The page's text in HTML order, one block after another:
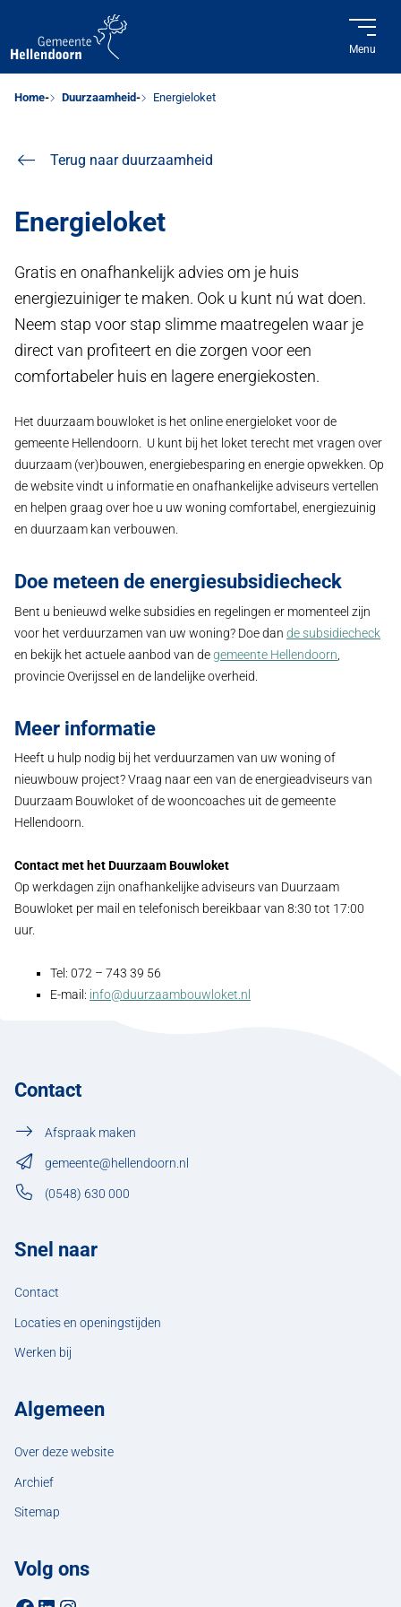
Menu
Home Duurzaamheid Energieloket
Terug naar duurzaamheid
Energieloket
Gratis en onafhankelijk advies om je huis
energiezuiniger te maken. Ook u kunt nú wat doen.
Neem stap voor stap slimme maatregelen waar je
direct van profiteert en die zorgen voor een
comfortabeler huis en lagere energiekosten.
Het duurzaam bouwloket is het online energieloket voor de
gemeente Hellendoorn. U kunt bij het loket terecht met vragen over
duurzaam (ver)bouwen, energiebesparing en energie opwekken. Op
de website vindt u informatie en onafhankelijke adviseurs vertellen
en helpen graag over hoe u uw woning comfortabel, energiezuinig
en duurzaam kan verbouwen.
Doe meteen de energiesubsidiecheck
Bent u benieuwd welke subsidies en regelingen er momenteel zijn
voor het verduurzamen van uw woning? Doe dan de subsidiecheck
en bekijk het actuele aanbod van degemeente Hellendoorn,
provincie Overijssel en de landelijke overheid.
Meer informatie
Heeft u hulp nodig bij het verduurzamen van uw woning of
nieuwbouw project? Vraag naar een van de energieadviseurs van
Duurzaam Bouwloket of de wooncoaches uit de gemeente
Hellendoorn.
Contact met het Duurzaam Bouwloket
Op werkdagen zijn onafhankelijke adviseurs van Duurzaam
Bouwloket per mail en telefonisch bereikbaar van 8:30 tot 17:00
uur.
Tel: 072 – 743 39 56
E-mail: info@duurzaambouwloket.nl
Contact
Afspraak maken
gemeente@hellendoorn.nl
(0548) 630 000
Snel naar
Contact
Locaties en openingstijden
Werken bij
Algemeen
Over deze website
Archief
Sitemap
Volg ons